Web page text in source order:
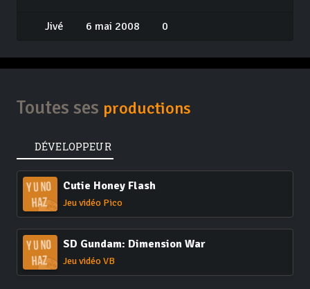
Jivé 6 mai 2008 0
Toutes ses productions
DÉVELOPPEUR
Cutie Honey Flash
Jeu vidéo Pico
SD Gundam: Dimension War
Jeu vidéo VB